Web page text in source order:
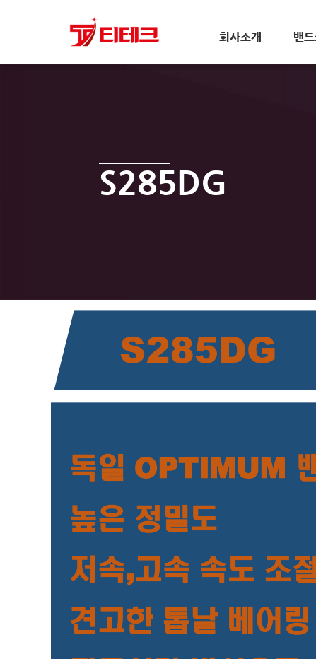
회사소개 밴드
S285DG